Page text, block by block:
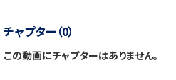
チャプター（0）
この動画にチャプターはありません。